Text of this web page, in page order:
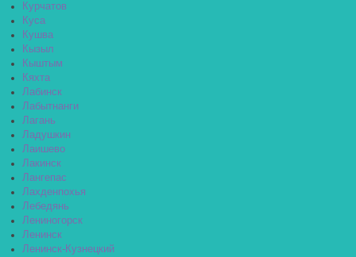
Курчатов
Куса
Кушва
Кызыл
Кыштым
Кяхта
Лабинск
Лабытнанги
Лагань
Ладушкин
Лаишево
Лакинск
Лангепас
Лахденпохья
Лебедянь
Лениногорск
Ленинск
Ленинск-Кузнецкий